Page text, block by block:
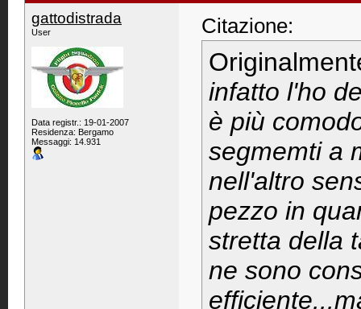
gattodistrada
User
Data registr.: 19-01-2007
Residenza: Bergamo
Messaggi: 14.931
Citazione:
infatto l'ho
è più
segmemti a
nell'altro
pezzo in
stretta della
ne sono